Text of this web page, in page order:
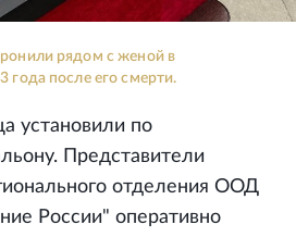
рядом с женой в
года после его смерти.
установили по
Представители
отделения ООД
России" оперативно